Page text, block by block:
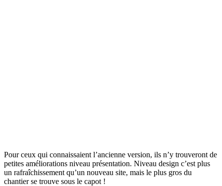
Pour ceux qui connaissaient l’ancienne version, ils n’y trouveront de
petites améliorations niveau présentation. Niveau design c’est plus
un rafraîchissement qu’un nouveau site, mais le plus gros du
chantier se trouve sous le capot !